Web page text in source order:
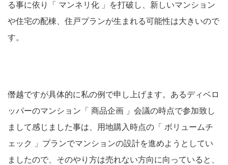
る事に依り「 マンネリ化 」を打破し、新しいマンション
や住宅の配棟、住戸プランが生まれる可能性は大きいので
す。
僭越ですが具体的に私の例で申し上げます。あるディベロ
ッパーのマンション「 商品企画 」会議の時点で参加致し
まして感じました事は、用地購入時点の「 ボリュームチ
ェック 」プランでマンションの設計を進めようとしてい
ましたので、そのやり方は売れない方向に向っていると、